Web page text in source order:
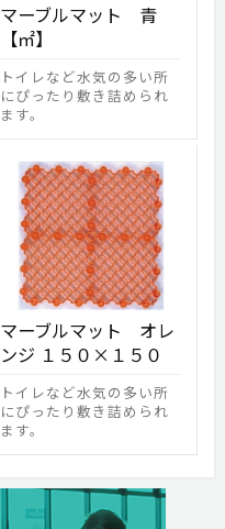
マーブルマット 青
【㎡】
トイレなど水気の多い所
にぴったり敷き詰められ
ます。
マーブルマット オレ
ンジ １５０×１５０
トイレなど水気の多い所
にぴったり敷き詰められ
ます。